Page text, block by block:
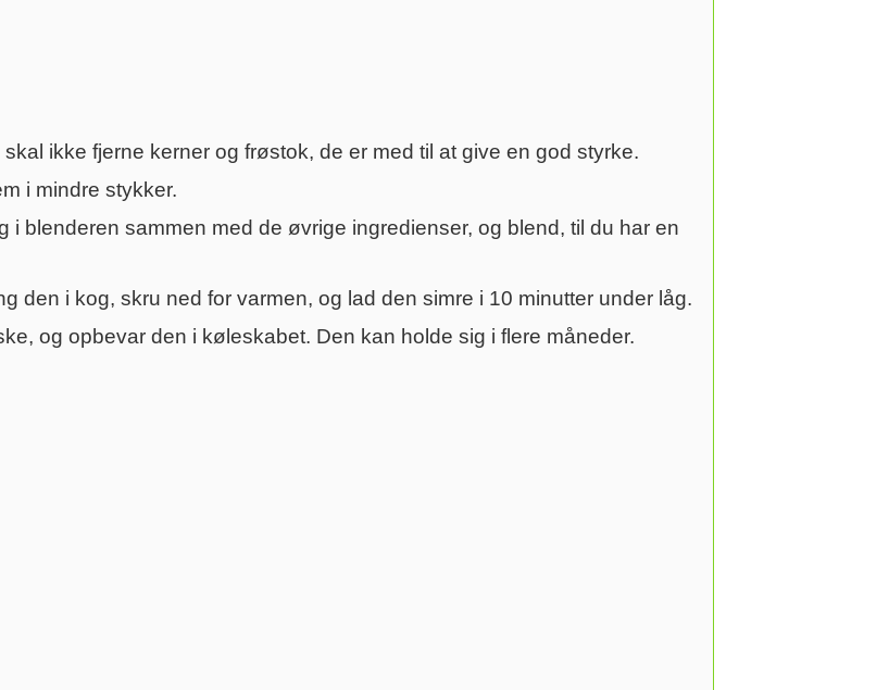
ikke fjerne kerner og frøstok, de er med til at give en god styrke.
i mindre stykker.
i blenderen sammen med de øvrige ingredienser, og blend, til du har en
den i kog, skru ned for varmen, og lad den simre i 10 minutter under låg.
og opbevar den i køleskabet. Den kan holde sig i flere måneder.